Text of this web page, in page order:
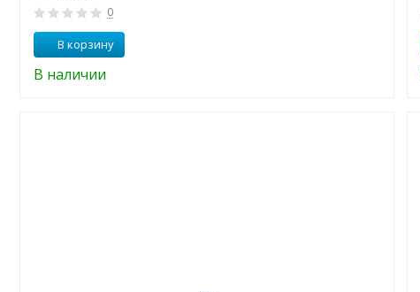
0
В корзину
В наличии